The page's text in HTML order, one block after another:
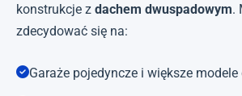
konstrukcje z dachem dwuspadowym.
zdecydować się na:
Garaże pojedyncze i większe